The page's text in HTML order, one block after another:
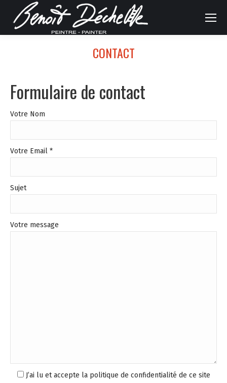
CONTACT
Formulaire de contact
Votre Nom
Votre Email *
Sujet
Votre message
J’ai lu et accepte la politique de confidentialité de ce site